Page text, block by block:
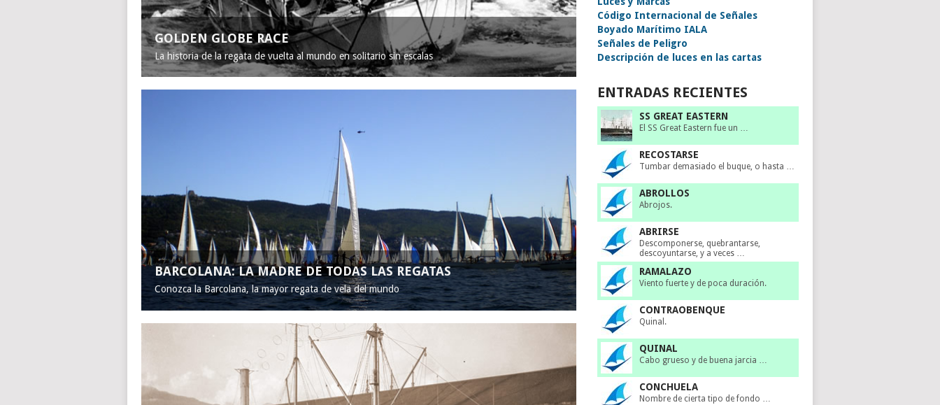
GOLDEN GLOBE RACE
La historia de la regata de vuelta al mundo en solitario sin escalas
BARCOLANA: LA MADRE DE TODAS LAS REGATAS
Conozca la Barcolana, la mayor regata de vela del mundo
Código Internacional de Señales
Boyado Marítimo IALA
Señales de Peligro
Descripción de luces en las cartas
ENTRADAS RECIENTES
SS GREAT EASTERN
El SS Great Eastern fue un …
RECOSTARSE
Tumbar demasiado el buque, o hasta …
ABROLLOS
Abrojos.
ABRIRSE
Descomponerse, quebrantarse,
descoyuntarse, y a veces …
RAMALAZO
Viento fuerte y de poca duración.
CONTRAOBENQUE
Quinal.
QUINAL
Cabo grueso y de buena jarcia …
CONCHUELA
Nombre de cierta tipo de fondo …